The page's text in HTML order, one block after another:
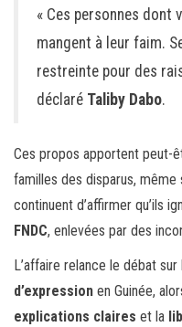
« Ces personnes dont
mangent à leur faim.
restreinte pour des
déclaré Taliby Dabo.
Ces propos apportent peut-
familles des disparus, même
continuent d’affirmer qu’ils
FNDC, enlevées par des
L’affaire relance le débat sur
d’expression en Guinée,
explications claires et la